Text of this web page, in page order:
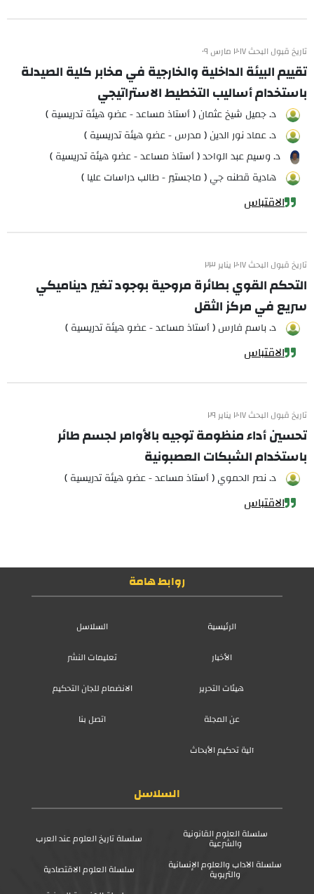
تاريخ قبول البحث ٢٠١٧ مارس ٠٩
تقييم البيئة الداخلية والخارجية في مخابر كلية الصيدلة
باستخدام أساليب التخطيط الاستراتيجي
د. جميل شيخ عثمان ( أستاذ مساعد - عضو هيئة تدريسية )
د. عماد نور الدين ( مدرس - عضو هيئة تدريسية )
د. وسيم عبد الواحد ( أستاذ مساعد - عضو هيئة تدريسية )
هادية قطنه جي ( ماجستير - طالب دراسات عليا )
الاقتباس
تاريخ قبول البحث ٢٠١٧ يناير ٢٣
التحكم القوي بطائرة مروحية بوجود تغير ديناميكي
سريع في مركز الثقل
د. باسم فارس ( أستاذ مساعد - عضو هيئة تدريسية )
الاقتباس
تاريخ قبول البحث ٢٠١٧ يناير ٢٩
تحسين أداء منظومة توجيه بالأوامر لجسم طائر
باستخدام الشبكات العصبونية
د. نصر الحموي ( أستاذ مساعد - عضو هيئة تدريسية )
الاقتباس
روابط هامة
الرئيسية
السلاسل
الأخبار
تعليمات النشر
هيئات التحرير
الانضمام للجان التحكيم
عن المجلة
اتصل بنا
آلية تحكيم الأبحاث
السلاسل
سلسلة العلوم القانونية
والشرعية
سلسلة تاريخ العلوم عند العرب
سلسلة الآداب والعلوم الإنسانية
والتربوية
سلسلة العلوم الاقتصادية